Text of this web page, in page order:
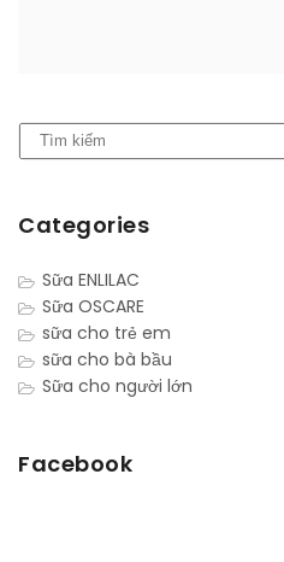
Categories
Sữa ENLILAC
Sữa OSCARE
sữa cho trẻ em
sữa cho bà bầu
Sữa cho người lớn
Facebook